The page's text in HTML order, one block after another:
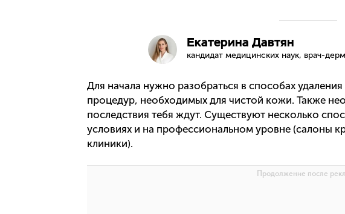
Екатерина Давтян
кандидат медицинских наук, врач-
Для начала нужно разобраться в способах
процедур, необходимых для чистой кожи. Также
последствия тебя ждут. Существуют несколько
условиях и на профессиональном уровне (салоны
клиники).